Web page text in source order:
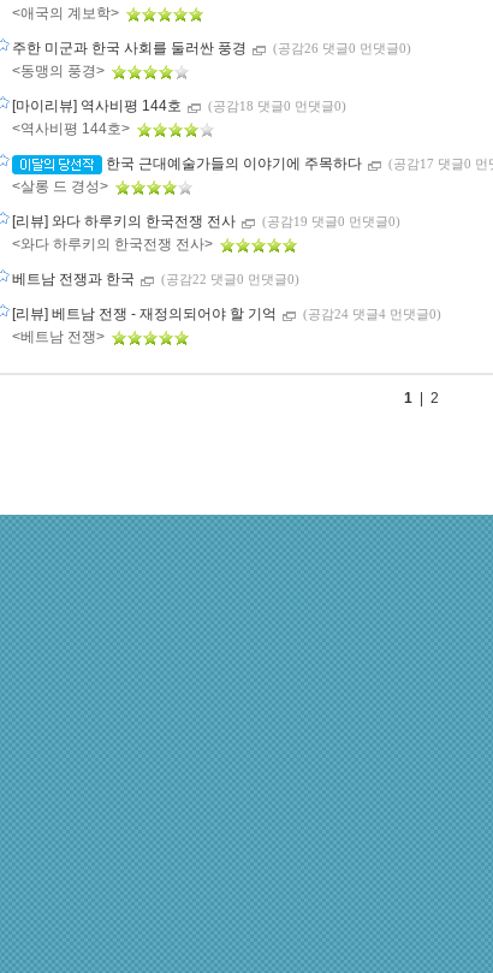
<애국의 계보학>
주한 미군과 한국 사회를 둘러싼 풍경 (공감26 댓글0 먼댓글0)
<동맹의 풍경>
[마이리뷰] 역사비평 144호 (공감18 댓글0 먼댓글0)
<역사비평 144호>
한국 근대예술가들의 이야기에 주목하다 (공감17 댓글0 먼
<살롱 드 경성>
[리뷰] 와다 하루키의 한국전쟁 전사 (공감19 댓글0 먼댓글0)
<와다 하루키의 한국전쟁 전사>
베트남 전쟁과 한국 (공감22 댓글0 먼댓글0)
[리뷰] 베트남 전쟁 - 재정의되어야 할 기억 (공감24 댓글4 먼댓글0)
<베트남 전쟁>
1| 2